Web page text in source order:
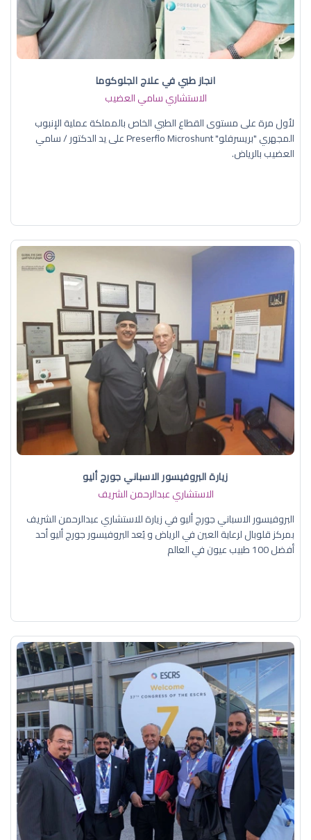
انجاز طبي في علاج الجلوكوما
الاستشاري سامي العضيب
لأول مرة على مستوى القطاع الطبي الخاص بالمملكة عملية الإنبوب
المجهري "بريسرفلو" Preserflo Microshunt على يد الدكتور / سامي
العضيب بالرياض.
زيارة البروفيسور الاسباني جورج أليو
الاستشاري عبدالرحمن الشريف
البروفيسور الاسباني جورج أليو في زيارة للاستشاري عبدالرحمن الشريف
بمركز قلوبال لرعاية العين في الرياض و يُعد البروفيسور جورج أليو أحد
أفضل 100 طبيب عيون في العالم